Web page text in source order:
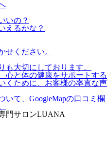
いの？
えるかな？
せください。
も大切にしております。
心と体の健康をサポートする
くために、お客様の率直な声
いて、GoogleMapの口コミ欄
門サロンLUANA